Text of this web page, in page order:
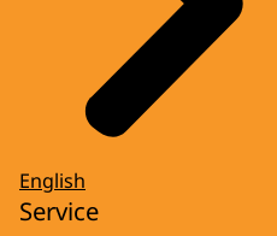
English
Service